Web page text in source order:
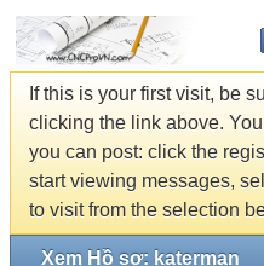
If this is your first visit, be
clicking the link above.
you can post: click the
start viewing messages,
to visit from the selection
Xem Hồ sơ: katerman